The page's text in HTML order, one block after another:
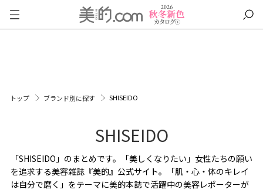
トップ ブランド別に探す SHISEIDO
SHISEIDO
「SHISEIDO」のまとめです。「美しくなりたい」女性たちの願い
を追求する美容雑誌『美的』公式サイト。「肌・心・体のキレイ
は自分で磨く」をテーマに美的本誌で活躍中の美容レポーターが